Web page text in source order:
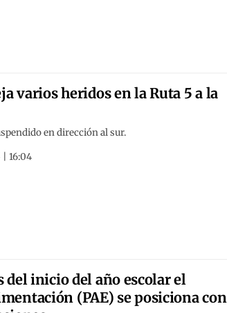
varios heridos en la Ruta 5 a la
en dirección al sur.
16:04
del inicio del año escolar el
(PAE) se posiciona con